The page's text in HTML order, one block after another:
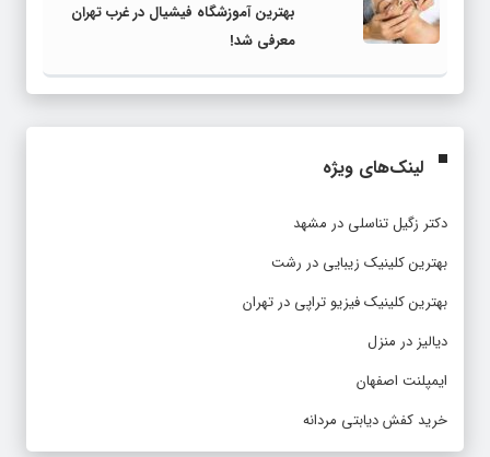
بهترین آموزشگاه فیشیال در غرب تهران
معرفی شد!
لینک‌های ویژه
دکتر زگیل تناسلی در مشهد
بهترین کلینیک زیبایی در رشت
بهترین کلینیک فیزیو تراپی در تهران
دیالیز در منزل
ایمپلنت اصفهان
خرید کفش دیابتی مردانه